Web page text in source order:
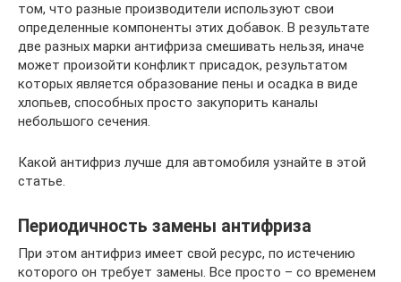
том, что разные производители используют свои
определенные компоненты этих добавок. В результате
две разных марки антифриза смешивать нельзя, иначе
может произойти конфликт присадок, результатом
которых является образование пены и осадка в виде
хлопьев, способных просто закупорить каналы
небольшого сечения.
Какой антифриз лучше для автомобиля узнайте в этой
статье.
Периодичность замены антифриза
При этом антифриз имеет свой ресурс, по истечению
которого он требует замены. Все просто – со временем